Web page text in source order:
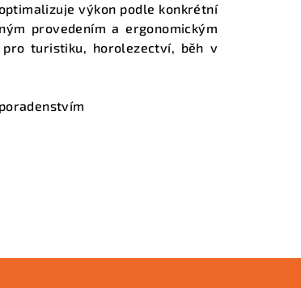
výkon podle konkrétní
provedením a ergonomickým
turistiku, horolezectví, běh v